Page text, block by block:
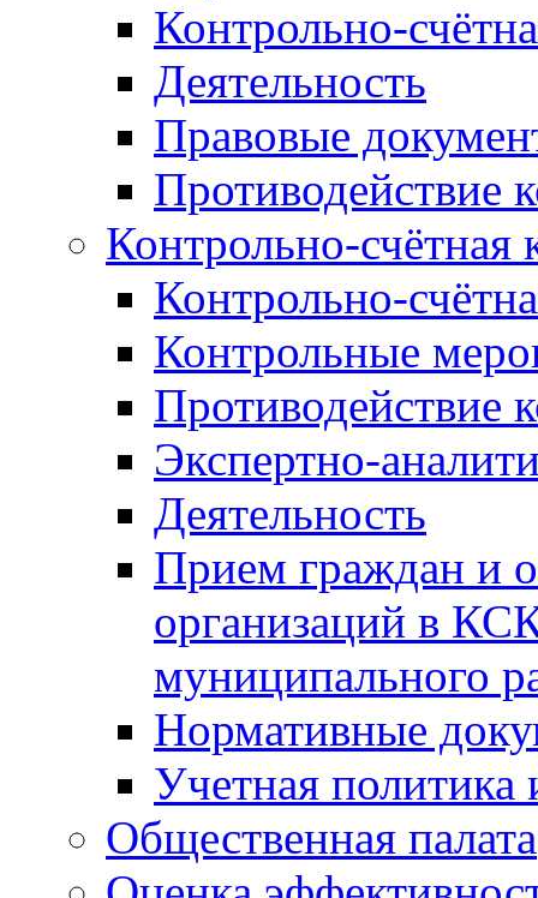
Контрольно-
Деятельность
Правовые
Противодействие
Контрольно-счётная
Контрольно-
Контрольные
Противодействие
Экспертно-
Деятельность
Прием граждан и
организаций в
муниципального
Нормативные
Учетная политика
Общественная палата